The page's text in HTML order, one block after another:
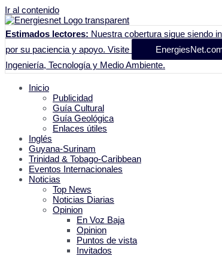
Ir al contenido
Estimados lectores: Nuestra cobertura sigue siendo
por su paciencia y apoyo. Visite
Ingeniería, Tecnología y Medio Ambiente.
Inicio
Publicidad
Guía Cultural
Guía Geológica
Enlaces útiles
Inglés
Guyana-Surinam
Trinidad & Tobago-Caribbean
Eventos Internacionales
Noticias
Top News
Noticias Diarias
Opinion
En Voz Baja
Opinion
Puntos de vista
Invitados